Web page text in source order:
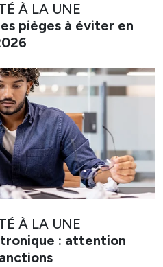
À LA UNE
pièges à éviter en
À LA UNE
: attention